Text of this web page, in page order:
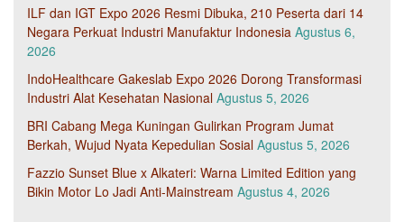
ILF dan IGT Expo 2026 Resmi Dibuka, 210 Peserta dari 14
Negara Perkuat Industri Manufaktur Indonesia Agustus 6,
2026
IndoHealthcare Gakeslab Expo 2026 Dorong Transformasi
Industri Alat Kesehatan Nasional Agustus 5, 2026
BRI Cabang Mega Kuningan Gulirkan Program Jumat
Berkah, Wujud Nyata Kepedulian Sosial Agustus 5, 2026
Fazzio Sunset Blue x Alkateri: Warna Limited Edition yang
Bikin Motor Lo Jadi Anti-Mainstream Agustus 4, 2026